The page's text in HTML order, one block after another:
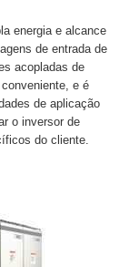
energia e alcance
de entrada de
acopladas de
e é
de aplicação
o inversor de
do cliente.